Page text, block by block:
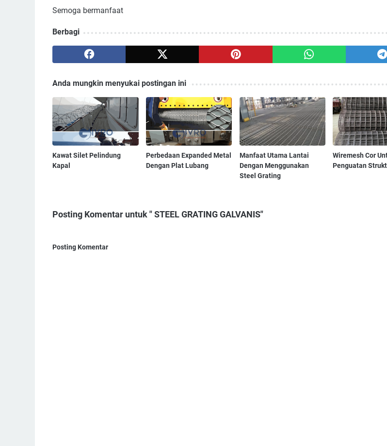
Semoga bermanfaat
Berbagi
Anda mungkin menyukai postingan ini
Kawat Silet Pelindung
Kapal
Perbedaan Expanded Metal
Dengan Plat Lubang
Manfaat Utama Lantai
Dengan Menggunakan
Steel Grating
Wiremesh Cor
Penguatan
Posting Komentar untuk " STEEL GRATING GALVANIS"
Posting Komentar